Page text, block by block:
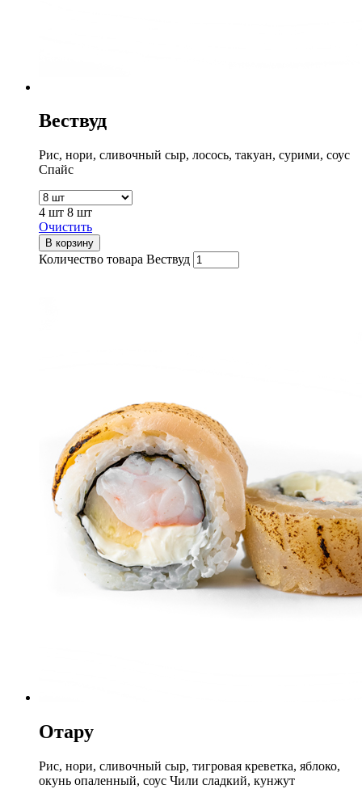
Вествуд
Рис, нори, сливочный сыр, лосось, такуан, сурими, соус
Спайс
4 шт 8 шт
Очистить
В корзину
Количество товара Вествуд
Отару
Рис, нори, сливочный сыр, тигровая креветка, яблоко,
окунь опаленный, соус Чили сладкий, кунжут